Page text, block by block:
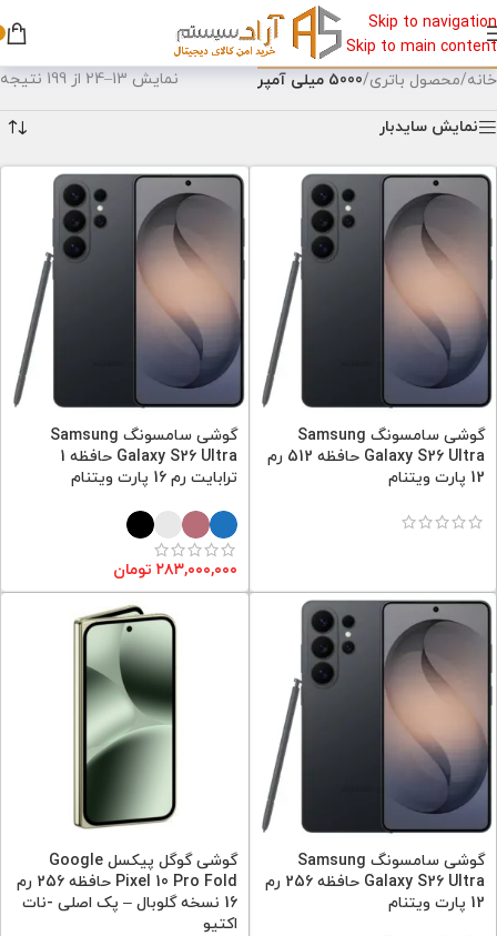
Skip to navigation
Skip to main content
خانه/محصول باتری/5000 میلی آمپر نمایش 13–24 از 199 نتیجه
نمایش سایدبار
گوشی سامسونگ Samsung
Galaxy S26 Ultra حافظه 512 رم
12 پارت ویتنام
گوشی سامسونگ Samsung
Galaxy S26 Ultra حافظه 1
ترابایت رم 16 پارت ویتنام
۲۸۳,۰۰۰,۰۰۰ تومان
گوشی سامسونگ Samsung
Galaxy S26 Ultra حافظه 256 رم
12 پارت ویتنام
گوشی گوگل پیکسل Google
Pixel 10 Pro Fold حافظه 256 رم
16 نسخه گلوبال – پک اصلی -نات
اکتیو